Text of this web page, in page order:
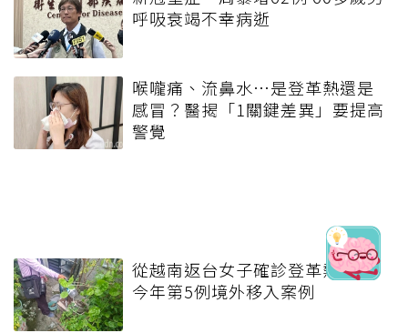
呼吸衰竭不幸病逝
喉嚨痛、流鼻水⋯是登革熱還是
感冒？醫揭「1關鍵差異」要提高
警覺
從越南返台女子確診登革熱 台南
今年第5例境外移入案例